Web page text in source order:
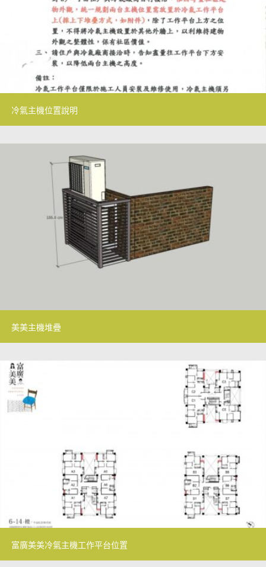
冷氣主機位置說明
美美主機堆疊
富廣美美冷氣主機工作平台位置